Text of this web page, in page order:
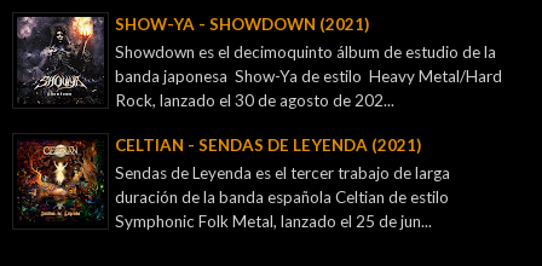
SHOW-YA - SHOWDOWN (2021)
Showdown es el decimoquinto álbum de estudio de la
banda japonesa Show-Ya de estilo Heavy Metal/Hard
Rock, lanzado el 30 de agosto de 202...
CELTIAN - SENDAS DE LEYENDA (2021)
Sendas de Leyenda es el tercer trabajo de larga
duración de la banda española Celtian de estilo
Symphonic Folk Metal, lanzado el 25 de jun...